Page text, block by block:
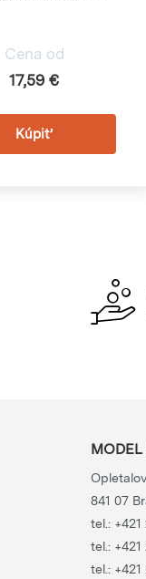
Cena od
17,59 €
841 07
tel.:
tel.:
tel.: